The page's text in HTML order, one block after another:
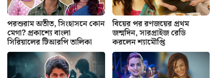
পরশুরাম অতীত, সিংহাসনে কোন
মেগা? প্রকাশ্যে বাংলা
সিরিয়ালের টিআরপি তালিকা
বিয়ের পর রণজয়ের প্রথম
জন্মদিন, সারপ্রাইজ রেডি
করলেন শ্যামৌপ্তি